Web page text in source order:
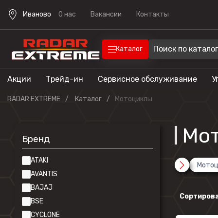
Иваново О нас Вакансии Контакты
Каталог
Техника для отдыха
Прицепы
Скутеры
Лодочные
Эндуро
Кроссовые
мотоциклы
Акции Трейд-ин Сервисное обслуживание
RADAR EXTREME Каталог Мотоциклы
Бренд
ATAKI
AVANTIS
BAJAJ
BSE
CYCLONE